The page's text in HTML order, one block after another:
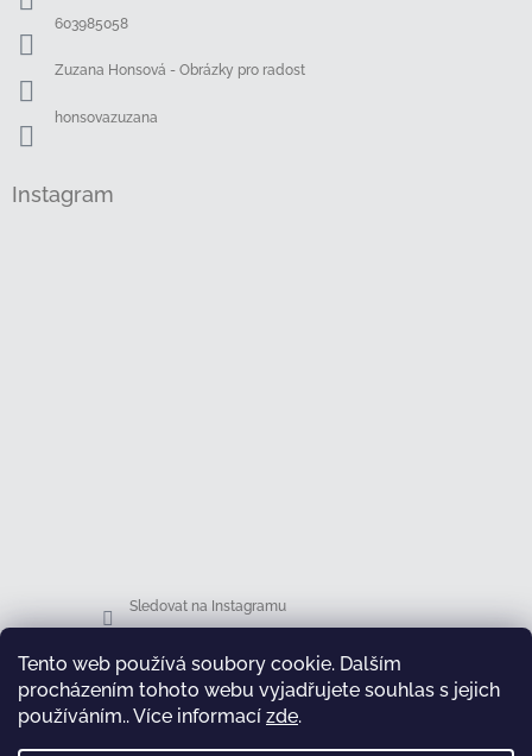
Tento web používá soubory cookie. Dalším
procházením tohoto webu vyjadřujete souhlas s jejich
používáním.. Více informací zde.
603985058
Zuzana Honsová - Obrázky pro radost
honsovazuzana
Instagram
Sledovat na Instagramu
Facebook